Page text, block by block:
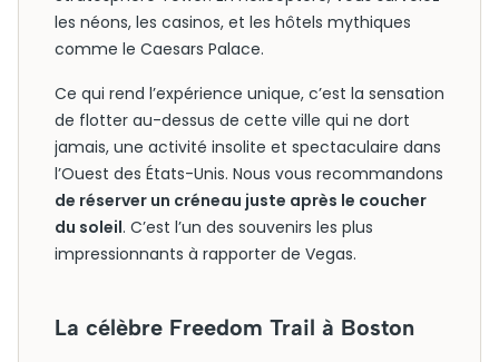
les néons, les casinos, et les hôtels mythiques
comme le Caesars Palace.
Ce qui rend l’expérience unique, c’est la sensation
de flotter au-dessus de cette ville qui ne dort
jamais, une activité insolite et spectaculaire dans
l’Ouest des États-Unis. Nous vous recommandons
de réserver un créneau juste après le coucher
du soleil. C’est l’un des souvenirs les plus
impressionnants à rapporter de Vegas.
La célèbre Freedom Trail à Boston